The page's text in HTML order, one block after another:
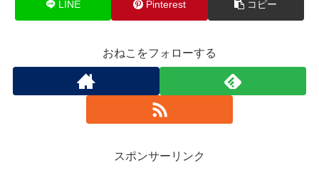
LINE Pinterest コピー
おねこをフォローする
スポンサーリンク